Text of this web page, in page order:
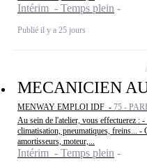
Intérim - Temps plein
Publié il y a 25 jours
MECANICIEN
MENWAY EMPLOI IDF - 75 -
Au sein de l'atelier, vous effectuerez :
climatisation, pneumatiques, freins... -
amortisseurs, moteur,...
Intérim - Temps plein